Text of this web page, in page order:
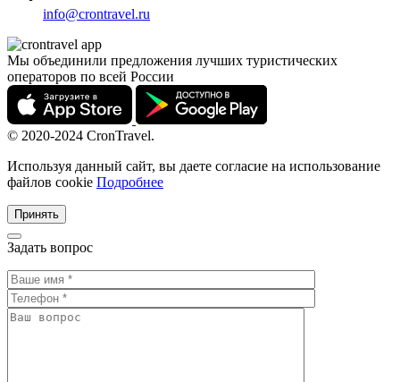
info@crontravel.ru
Мы объединили предложения лучших туристических
операторов по всей России
© 2020-2024 CronTravel.
Используя данный сайт, вы даете согласие на использование
файлов cookie Подробнее
Принять
Задать вопрос